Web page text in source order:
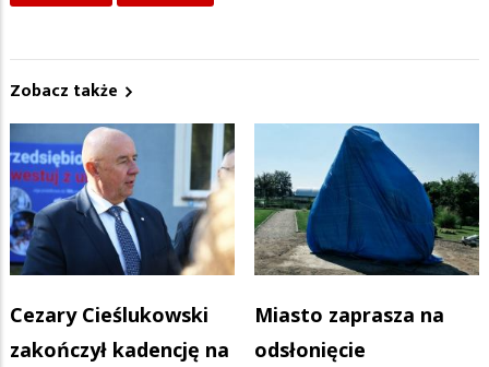
Zobacz także
Cezary Cieślukowski
zakończył kadencję na
Miasto zaprasza na
odsłonięcie